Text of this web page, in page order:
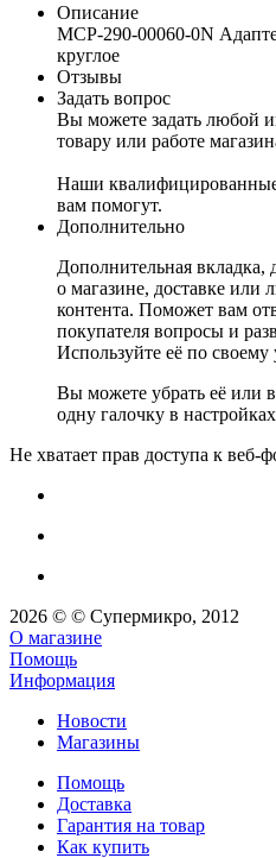
Описание
MCP-290-00060-0N
круглое
Отзывы
Задать вопрос
Вы можете задать любой
товару или работе
Наши квалифицированные
вам помогут.
Дополнительно
Дополнительная
о магазине, доставке или
контента. Поможет вам
покупателя вопросы и
Используйте её по
Вы можете убрать её или
одну галочку в
Не хватает прав доступа к веб-
2026 © © Супермикро, 2012
О магазине
Помощь
Информация
Новости
Магазины
Помощь
Доставка
Гарантия на товар
Как купить